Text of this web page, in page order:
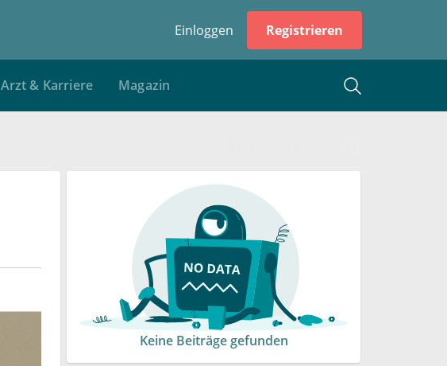
Einloggen Registrieren
Arzt & Karriere Magazin
Keine Beiträge gefunden